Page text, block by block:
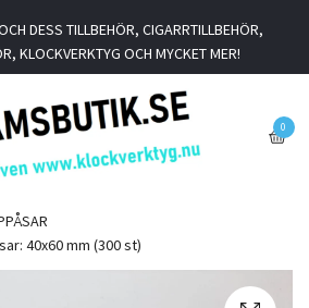
DESS TILLBEHÖR, CIGARRTILLBEHÖR,
KLOCKVERKTYG OCH MYCKET MER!
0
40x60 mm (300 st)